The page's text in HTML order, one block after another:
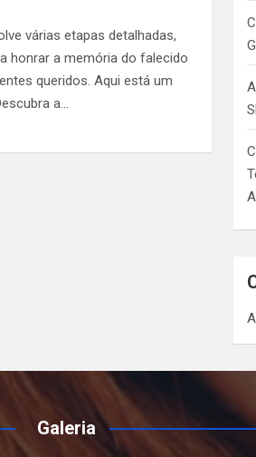
várias etapas detalhadas,
honrar a memória do falecido
queridos. Aqui está um
a…
Galeria